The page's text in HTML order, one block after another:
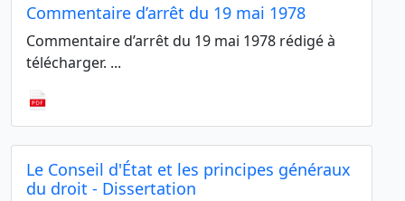
Commentaire d’arrêt du 19 mai 1978
Commentaire d’arrêt du 19 mai 1978 rédigé à
télécharger. ...
Le Conseil d'État et les principes généraux
du droit - Dissertation